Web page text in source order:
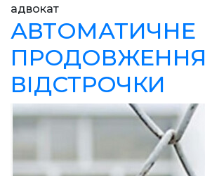
адвокат
АВТОМАТИЧНЕ
ПРОДОВЖЕННЯ
ВІДСТРОЧКИ